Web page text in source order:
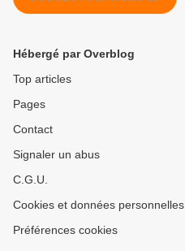
PIB historiques en cascade
Hébergé par Overblog
Top articles
Pages
Contact
Signaler un abus
C.G.U.
Cookies et données personnelles
Préférences cookies